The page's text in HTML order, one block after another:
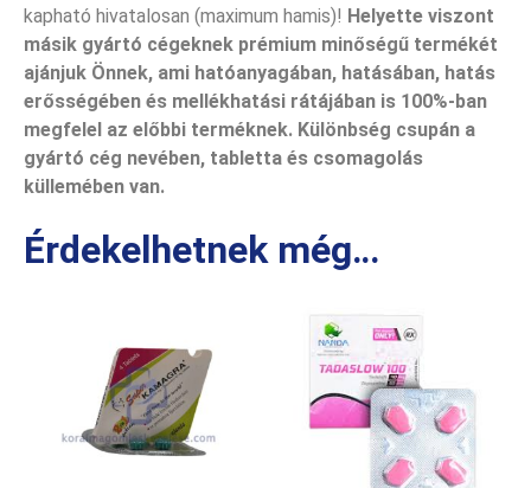
kapható hivatalosan (maximum hamis)! Helyette viszont
másik gyártó cégeknek prémium minőségű termékét
ajánjuk Önnek, ami hatóanyagában, hatásában, hatás
erősségében és mellékhatási rátájában is 100%-ban
megfelel az előbbi terméknek. Különbség csupán a
gyártó cég nevében, tabletta és csomagolás
küllemében van.
Érdekelhetnek még…